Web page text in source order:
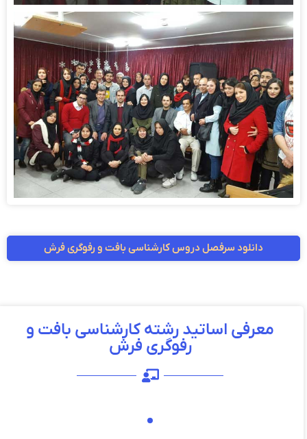
دانلود سرفصل دروس کارشناسی بافت و رفوگری فرش
معرفی اساتید رشته کارشناسی بافت و
رفوگری فرش